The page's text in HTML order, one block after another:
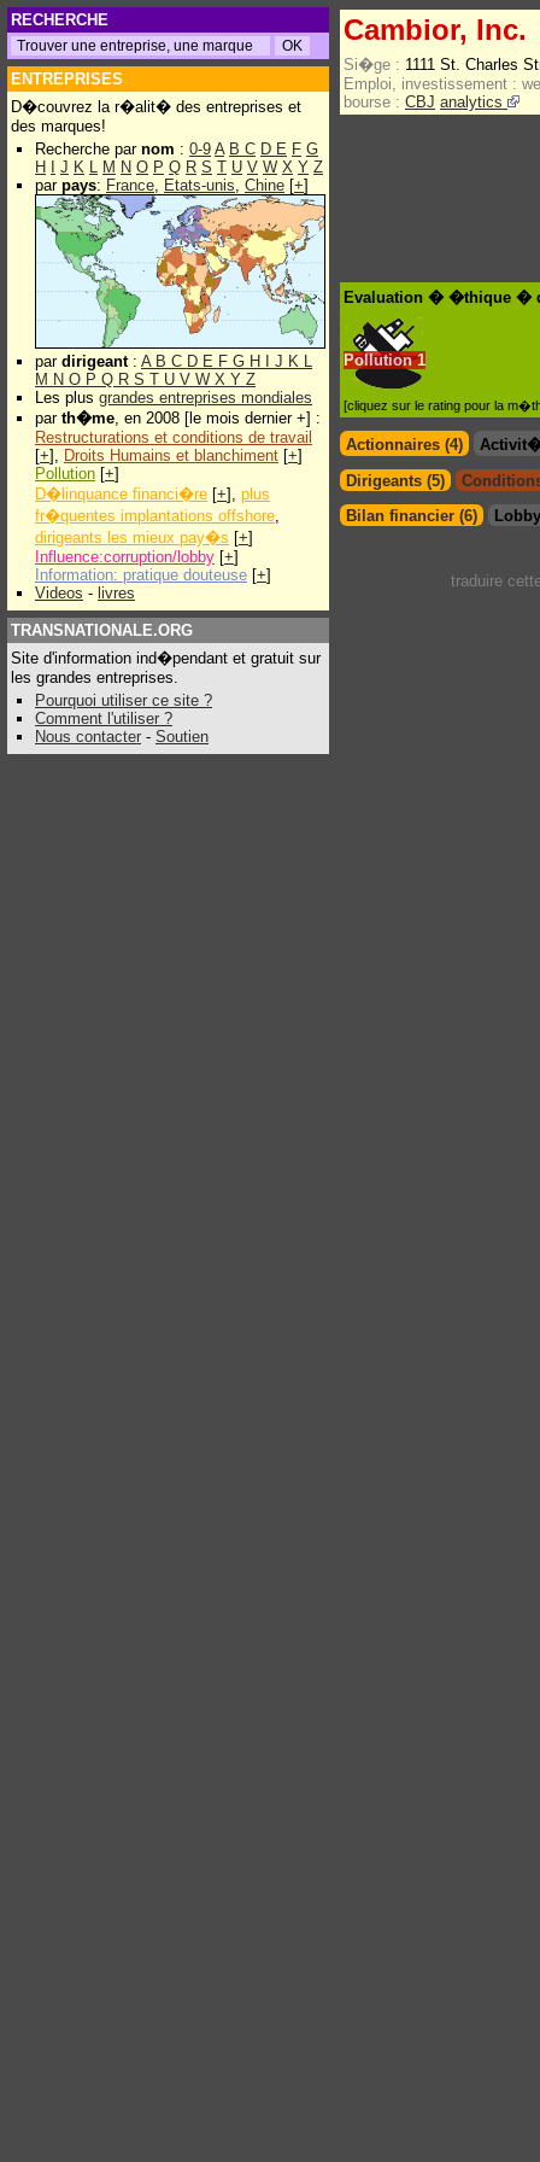
RECHERCHE
ENTREPRISES
D�couvrez la r�alit� des entreprises et
des marques!
Recherche par nom : 0-9 A B C D E F G
H
J K L M N O P Q R S T U V W X Y Z
par pays: France, Etats-unis, Chine [+]
par dirigeant: A B C D E F G H J K L
M N O P Q R S T U V W X Y Z
Les plus grandes entreprises mondiales
par th�me, en 2008 [le mois dernier +] :
Restructurations et conditions de travail
[+], Droits Humains et blanchiment [+]
Pollution [+]
D�linquance financi�re [+], plus
fr�quentes implantations offshore,
dirigeants les mieux pay�s [+]
Influence:corruption/lobby [+]
Information: pratique douteuse [+]
Videos - livres
TRANSNATIONALE.ORG
Site d'information ind�pendant et gratuit sur
les grandes entreprises.
Pourquoi utiliser ce site ?
Comment l'utiliser ?
Nous contacter - Soutien
Cambior, Inc.
Si�ge : 1111 St. Charles
Emploi, investissement :
bourse : CBJ analytics
Evaluation � �thique �
Pollution 1
[cliquez sur le rating pour la
Actionnaires (4)
Dirigeants (5)
Bilan financier (6)
traduire